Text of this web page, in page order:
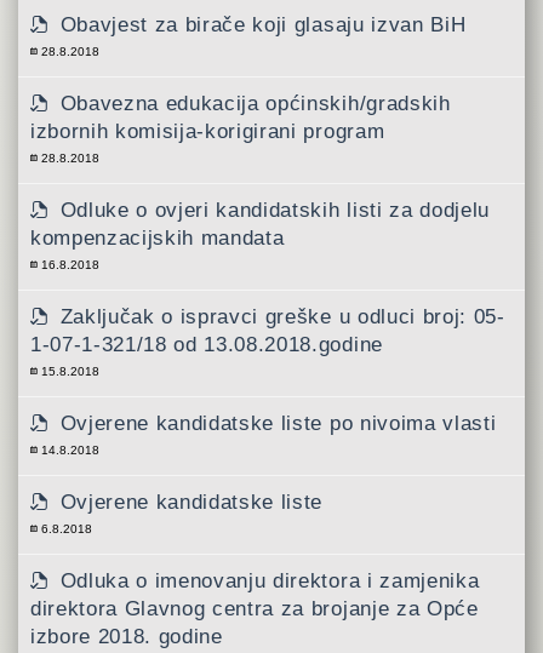
Obavjest za birače koji glasaju izvan BiH
28.8.2018
Obavezna edukacija općinskih/gradskih
izbornih komisija-korigirani program
28.8.2018
Odluke o ovjeri kandidatskih listi za dodjelu
kompenzacijskih mandata
16.8.2018
Zaključak o ispravci greške u odluci broj: 05-
1-07-1-321/18 od 13.08.2018.godine
15.8.2018
Ovjerene kandidatske liste po nivoima vlasti
14.8.2018
Ovjerene kandidatske liste
6.8.2018
Odluka o imenovanju direktora i zamjenika
direktora Glavnog centra za brojanje za Opće
izbore 2018. godine